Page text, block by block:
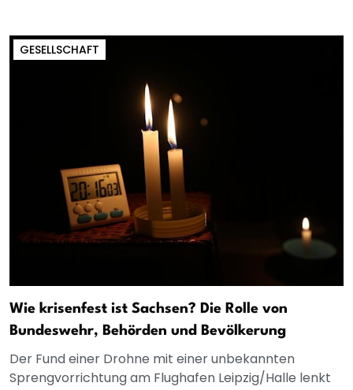
GESELLSCHAFT
Wie krisenfest ist Sachsen? Die Rolle von
Bundeswehr, Behörden und Bevölkerung
Der Fund einer Drohne mit einer unbekannten
Sprengvorrichtung am Flughafen Leipzig/Halle lenkt